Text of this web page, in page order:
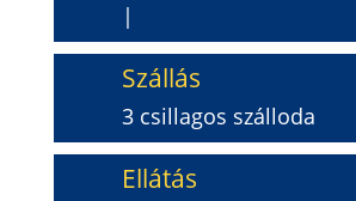
|
Szállás
3 csillagos szálloda
Ellátás